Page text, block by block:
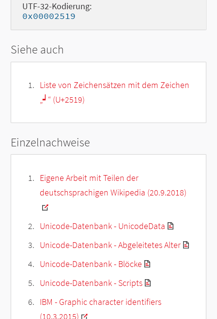
UTF-32-Kodierung:
0x00002519
Siehe auch
Liste von Zeichensätzen mit dem Zeichen
„┙ “ (U+2519)
Einzelnachweise
Eigene Arbeit mit Teilen der
deutschsprachigen Wikipedia (20.9.2018)
Unicode-Datenbank - UnicodeData
Unicode-Datenbank - Abgeleitetes Alter
Unicode-Datenbank - Blöcke
Unicode-Datenbank - Scripts
IBM - Graphic character identifiers
(10.3.2015)